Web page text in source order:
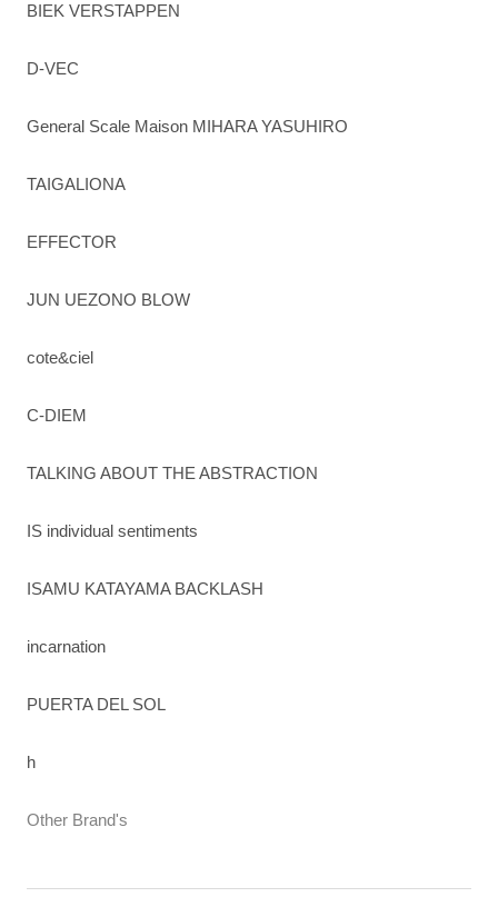
BIEK VERSTAPPEN
D-VEC
General Scale Maison MIHARA YASUHIRO
TAIGALIONA
EFFECTOR
JUN UEZONO BLOW
cote&ciel
C-DIEM
TALKING ABOUT THE ABSTRACTION
IS individual sentiments
ISAMU KATAYAMA BACKLASH
incarnation
PUERTA DEL SOL
h
Other Brand's